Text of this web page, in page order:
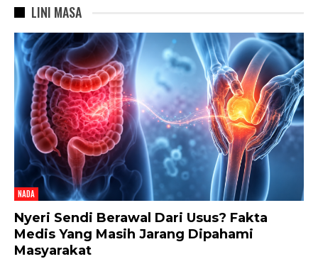
LINI MASA
NADA
Nyeri Sendi Berawal Dari Usus? Fakta
Medis Yang Masih Jarang Dipahami
Masyarakat